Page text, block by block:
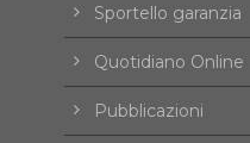
Sportello garanzia
Quotidiano Online
Pubblicazioni